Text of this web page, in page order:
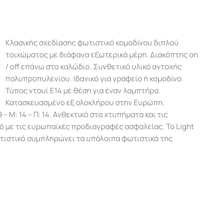
Κλασικής σχεδίασης φωτιστικό κομοδίνου διπλού
τοιχώματος με διάφανα εξωτερικά μέρη. Διακόπτης on
/ off επάνω στο καλώδιο. Συνθετικό υλικό αντοχής
πολυπροπυλενίου. Ιδανικό για γραφείο ή κομοδίνο.
Τύπος ντουί E14 με θέση για έναν λαμπτήρα.
Κατασκευασμένο εξ ολοκλήρου στην Ευρώπη.
Μ: 14 – Π: 14. Ανθεκτικό στα χτυπήματα και τις
με τις ευρωπαϊκές προδιαγραφές ασφαλείας. Το Light
συμπληρώνει τα υπόλοιπα φωτιστικά της